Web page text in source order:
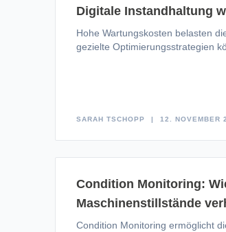
Digitale Instandhaltung
Hohe Wartungskosten belasten
gezielte Optimierungsstrategien
SARAH TSCHOPP 12. NOVEMBER
Condition Monitoring:
Maschinenstillstände
Condition Monitoring ermöglicht